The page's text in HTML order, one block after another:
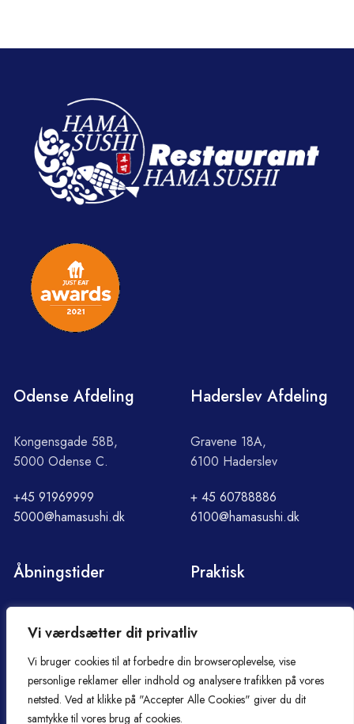
Vi værdsætter dit privatliv
Vi bruger cookies til at forbedre din browseroplevelse, vise
personlige reklamer eller indhold og analysere trafikken på vores
netsted. Ved at klikke på "Accepter Alle Cookies" giver du dit
samtykke til vores brug af cookies.
Odense Afdeling
Kongensgade 58B,
5000 Odense C.
+45 91969999
5000@hamasushi.dk
Haderslev Afdeling
Gravene 18A,
6100 Haderslev
+ 45 60788886
6100@hamasushi.dk
Åbningstider
12:00 - 21:30
Fredag - lørdag
12:00 - 22:00
Praktisk
Handelsbetingelser
Cookie- og privatlivspolitik
Smiley-rapport
Kontakt